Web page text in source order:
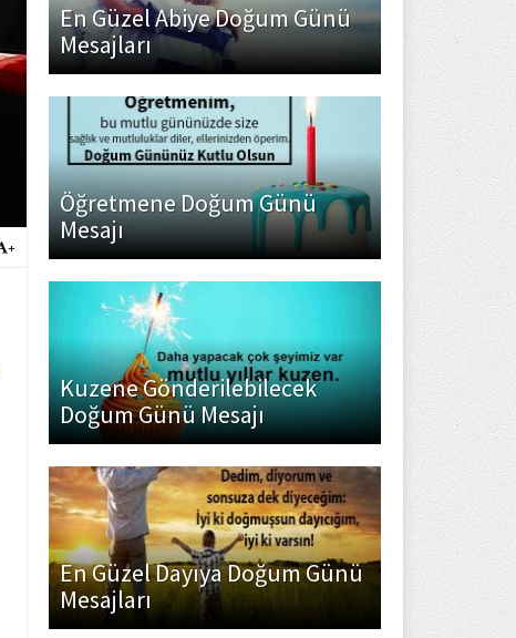
+
En Güzel Abiye Doğum Günü
Mesajları
Öğretmene Doğum Günü
Mesajı
Kuzene Gönderilebilecek
Doğum Günü Mesajı
En Güzel Dayıya Doğum Günü
Mesajları